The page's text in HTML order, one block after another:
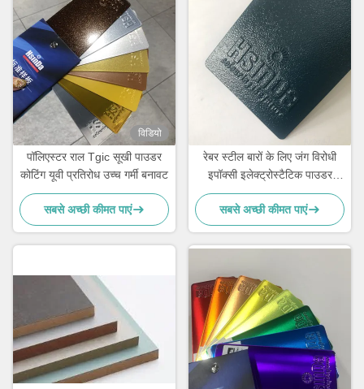
विडियो
पॉलिएस्टर राल Tgic सूखी पाउडर
कोटिंग यूवी प्रतिरोध उच्च गर्मी बनावट
सबसे अच्छी कीमत पाएं
रेबर स्टील बारों के लिए जंग विरोधी
इपॉक्सी इलेक्ट्रोस्टैटिक पाउडर
कोटिंग
सबसे अच्छी कीमत पाएं